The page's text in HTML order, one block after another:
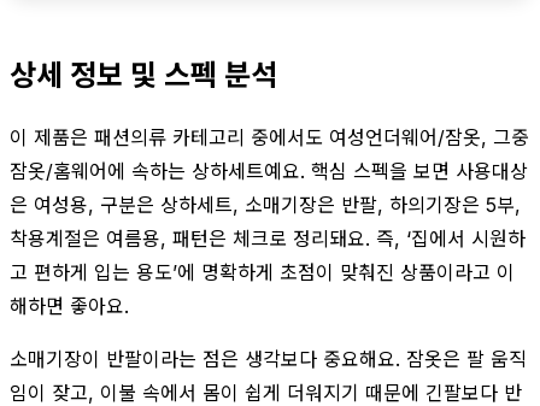
상세 정보 및 스펙 분석
이 제품은 패션의류 카테고리 중에서도 여성언더웨어/잠옷, 그중
잠옷/홈웨어에 속하는 상하세트예요. 핵심 스펙을 보면 사용대상
은 여성용, 구분은 상하세트, 소매기장은 반팔, 하의기장은 5부,
착용계절은 여름용, 패턴은 체크로 정리돼요. 즉, ‘집에서 시원하
고 편하게 입는 용도’에 명확하게 초점이 맞춰진 상품이라고 이
해하면 좋아요.
소매기장이 반팔이라는 점은 생각보다 중요해요. 잠옷은 팔 움직
임이 잦고, 이불 속에서 몸이 쉽게 더워지기 때문에 긴팔보다 반